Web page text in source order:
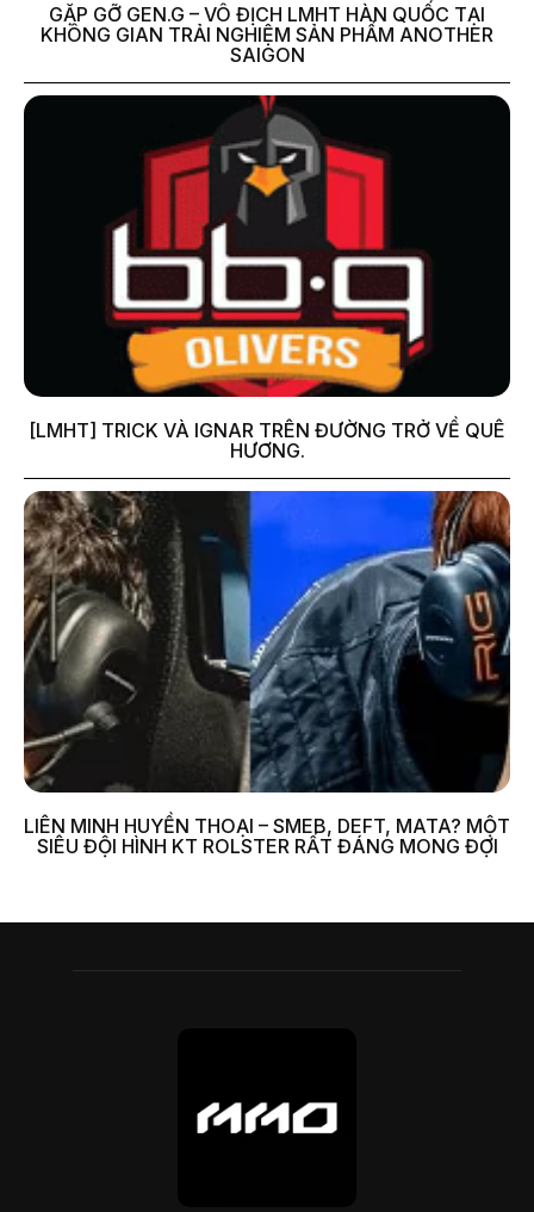
GẶP GỠ GEN.G – VÔ ĐỊCH LMHT HÀN QUỐC TẠI
KHÔNG GIAN TRẢI NGHIỆM SẢN PHẨM ANOTHER
SAIGON
[LMHT] TRICK VÀ IGNAR TRÊN ĐƯỜNG TRỞ VỀ QUÊ
HƯƠNG.
LIÊN MINH HUYỀN THOẠI – SMEB, DEFT, MATA? MỘT
SIÊU ĐỘI HÌNH KT ROLSTER RẤT ĐÁNG MONG ĐỢI